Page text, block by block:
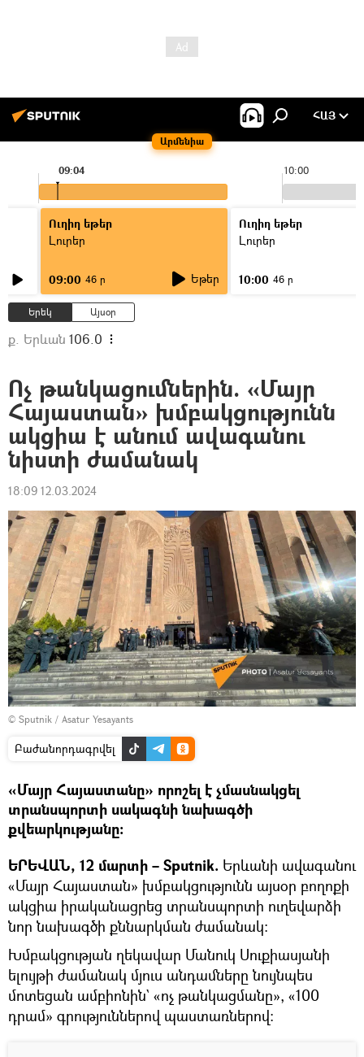
Արմենիա
ՀԱՅ
10:00
09:04
Ուղիղ եթեր
Լուրեր
09:00 46 ր Եթեր
Ուղիղ եթեր
Լուրեր
10:00 46 ր
Երեկ Այսօր
ք. Երևան 106.0
Ոչ թանկացումներին. «Մայր
Հայաստան» խմբակցությունն
ակցիա է անում ավագանու
նիստի ժամանակ
18:09 12.03.2024
© Sputnik / Asatur Yesayants
Բաժանորդագրվել
«Մայր Հայաստանը» որոշել է չմասնակցել
տրանսպորտի սակագնի նախագծի
քվեարկությանը։
ԵՐԵՎԱՆ, 12 մարտի – Sputnik. Երևանի ավագանու
«Մայր Հայաստան» խմբակցությունն այսօր բողոքի
ակցիա իրականացրեց տրանսպորտի ուղեվարձի
նոր նախագծի քննարկման ժամանակ։
Խմբակցության ղեկավար Մանուկ Սուքիասյանի
ելույթի ժամանակ մյուս անդամները նույնպես
մոտեցան ամբիոնին` «ոչ թանկացմանը», «100
դրամ» գրություններով պաստառներով։